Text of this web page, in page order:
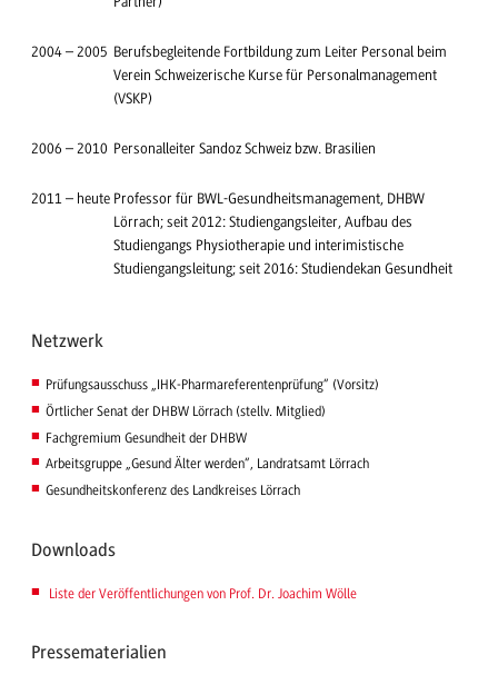
2004 – 2005 Berufsbegleitende Fortbildung zum Leiter Personal beim
Verein Schweizerische Kurse für Personalmanagement
(VSKP)
2006 – 2010 Personalleiter Sandoz Schweiz bzw. Brasilien
2011 – heute Professor für BWL-Gesundheitsmanagement, DHBW
Lörrach; seit 2012: Studiengangsleiter, Aufbau des
Studiengangs Physiotherapie und interimistische
Studiengangsleitung; seit 2016: Studiendekan Gesundheit
Netzwerk
Prüfungsausschuss „IHK-Pharmareferentenprüfung“ (Vorsitz)
Örtlicher Senat der DHBW Lörrach (stellv. Mitglied)
Fachgremium Gesundheit der DHBW
Arbeitsgruppe „Gesund Älter werden“, Landratsamt Lörrach
Gesundheitskonferenz des Landkreises Lörrach
Downloads
Liste der Veröffentlichungen von Prof. Dr. Joachim Wölle
Pressematerialien